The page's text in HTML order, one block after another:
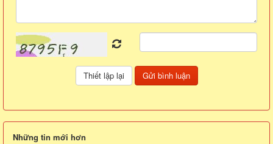
Những tin mới hơn